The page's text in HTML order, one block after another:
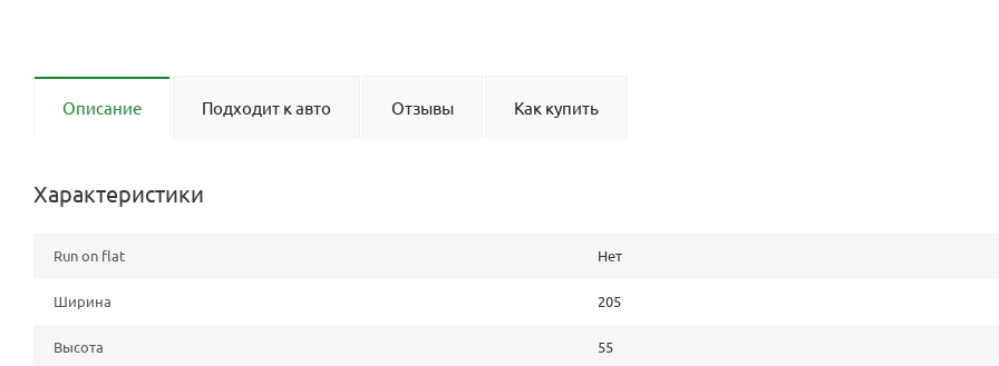
Описание Подходит к авто Отзывы Как купить
Характеристики
Run on flat Нет
Ширина 205
Высота 55